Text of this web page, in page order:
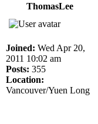
ThomasLee
Joined: Wed Apr 20,
2011 10:02 am
Posts: 355
Location:
Vancouver/Yuen Long